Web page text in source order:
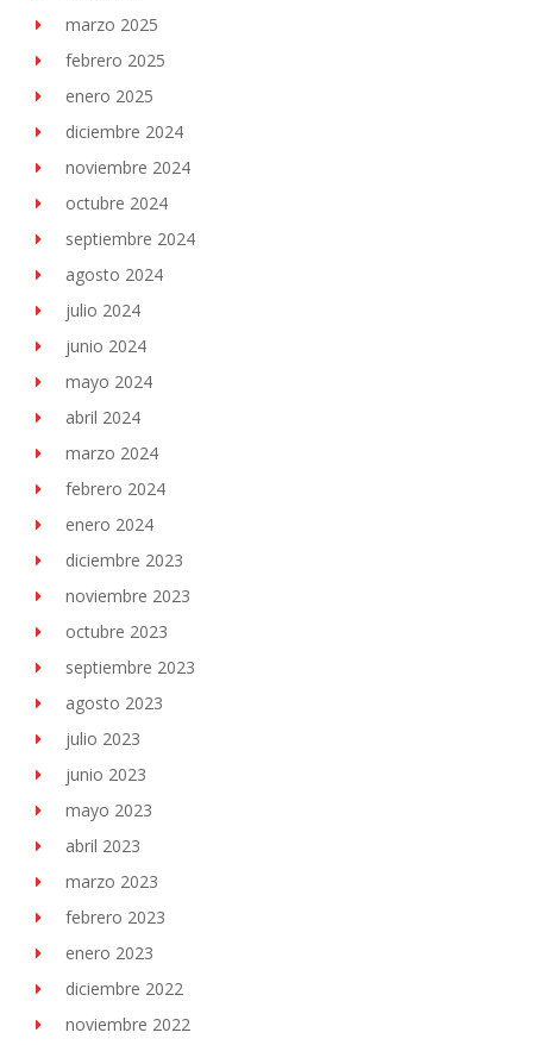
marzo 2025
febrero 2025
enero 2025
diciembre 2024
noviembre 2024
octubre 2024
septiembre 2024
agosto 2024
julio 2024
junio 2024
mayo 2024
abril 2024
marzo 2024
febrero 2024
enero 2024
diciembre 2023
noviembre 2023
octubre 2023
septiembre 2023
agosto 2023
julio 2023
junio 2023
mayo 2023
abril 2023
marzo 2023
febrero 2023
enero 2023
diciembre 2022
noviembre 2022